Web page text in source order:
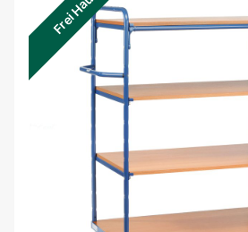
Frei Haus